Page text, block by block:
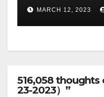
MARCH 12, 2023
516,058 thoughts
23-2023）”